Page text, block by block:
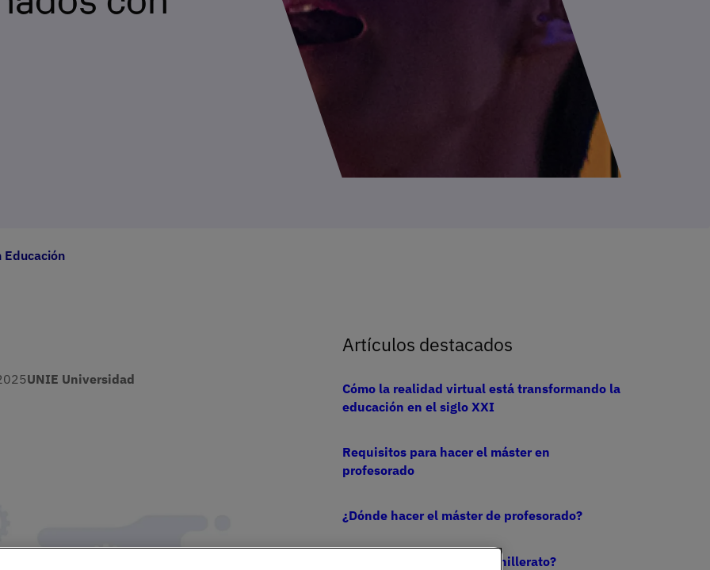
Educación
UNIE Universidad
Artículos destacados
Cómo la realidad virtual está transformando la
educación en el siglo XXI
Requisitos para hacer el máster en
profesorado
¿Dónde hacer el máster de profesorado?
¿Cómo ser profesor de Bachillerato?